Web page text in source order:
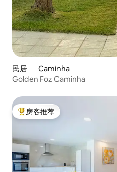
民居 ｜ Caminha
Golden Foz Caminha
热门「房客推荐」
房客推荐